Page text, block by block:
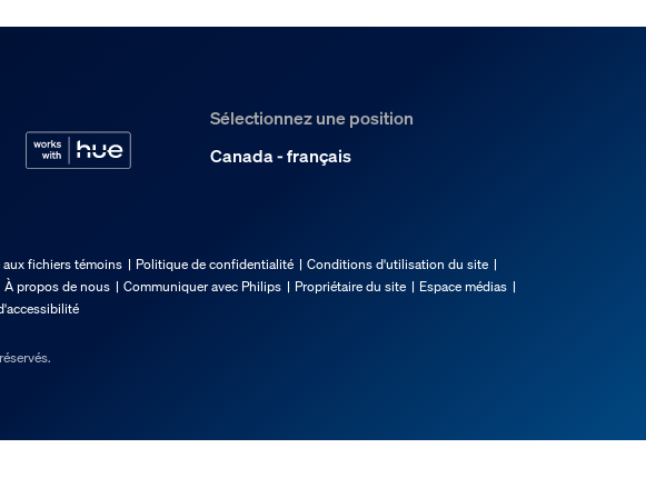
Sélectionnez une position
Canada - français
aux fichiers témoins Politique de confidentialité
Conditions d'utilisation du site
À propos de nous Communiquer avec Philips Propriétaire du site
Espace médias